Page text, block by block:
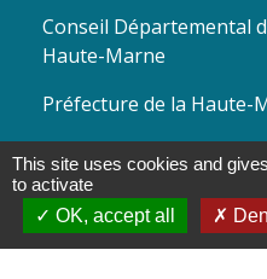
Conseil Départemental
Haute-Marne
Préfecture de la Haute-
Conseil Régional Grand
Mentions légales -
Accessibilité - Plan du
This site uses cookies and
to activate
OK, accept all